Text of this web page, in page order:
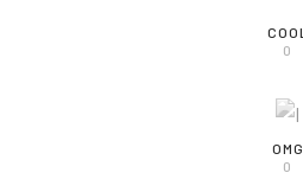
COOL
0
OMG
0